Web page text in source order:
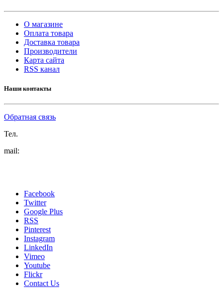
О магазине
Оплата товара
Доставка товара
Производители
Карта сайта
RSS канал
Наши контакты
Обратная связь
Тел.
mail:
Facebook
Twitter
Google Plus
RSS
Pinterest
Instagram
LinkedIn
Vimeo
Youtube
Flickr
Contact Us